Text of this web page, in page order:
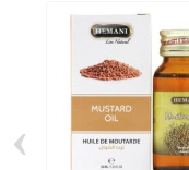
‹